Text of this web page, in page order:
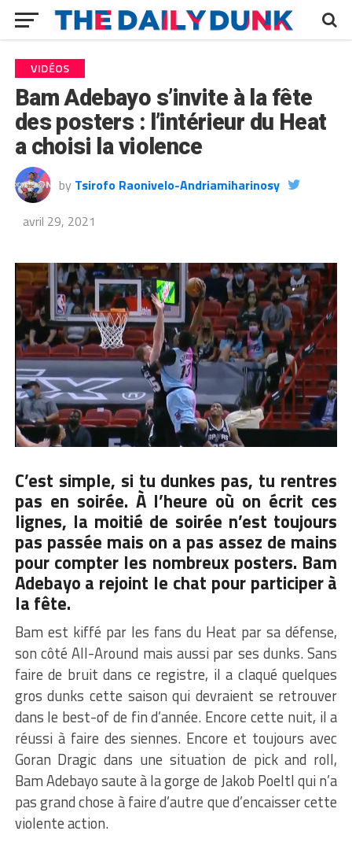
VIDÉOS
Bam Adebayo s’invite à la fête
des posters : l’intérieur du Heat
a choisi la violence
by Tsirofo Raonivelo-Andriamiharinosy
avril 29, 2021
C’est simple, si tu dunkes pas, tu rentres
pas en soirée. À l’heure où on écrit ces
lignes, la moitié de soirée n’est toujours
pas passée mais on a pas assez de mains
pour compter les nombreux posters. Bam
Adebayo a rejoint le chat pour participer à
la fête.
Bam est kiffé par les fans du Heat par sa défense,
son côté All-Around mais aussi par ses dunks. Sans
faire de bruit dans ce registre, il a claqué quelques
gros dunks cette saison qui devraient se retrouver
dans le best-of de fin d’année. Encore cette nuit, il a
réussi à faire des siennes. Encore et toujours avec
Goran Dragic dans une situation de pick and roll,
Bam Adebayo saute à la gorge de Jakob Poeltl qui n’a
pas grand chose à faire d’autre que d’encaisser cette
violente action.